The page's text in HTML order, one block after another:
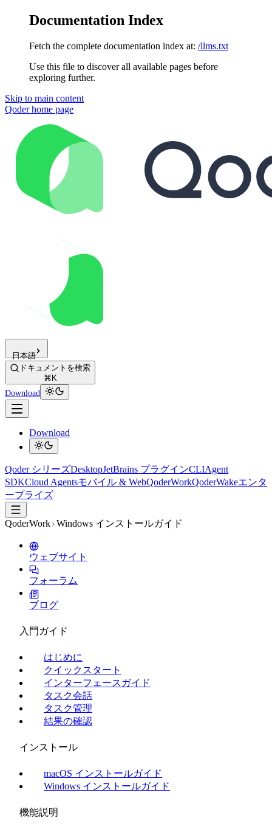
Documentation Index
Fetch the complete documentation index at: /llms.txt
Use this file to discover all available pages before
exploring further.
Skip to main content
Qoderhome page
日本語
ドキュメントを検索
⌘K
Download
Download
Qoder シリーズDesktopJetBrains プラグインCLIAgent
SDKCloud Agentsモバイル & WebQoderWorkQoderWakeエンタ
ープライズ
QoderWork Windows インストールガイド
ウェブサイト
フォーラム
ブログ
入門ガイド
はじめに
クイックスタート
インターフェースガイド
タスク会話
タスク管理
結果の確認
インストール
macOS インストールガイド
Windows インストールガイド
機能説明